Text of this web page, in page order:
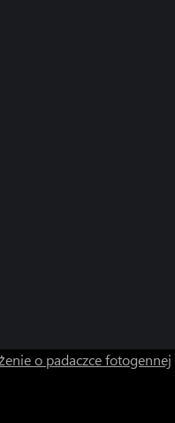
o padaczce fotogennej